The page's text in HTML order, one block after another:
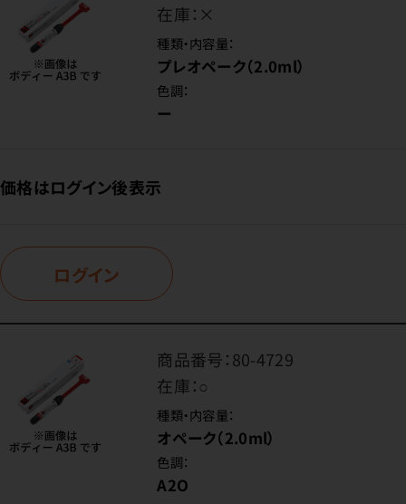
在庫： ×
種類・内容量：
プレオペーク（2.0ml）
色調：
ー
価格はログイン後表示
ログイン
商品番号：80-4729
在庫：○
種類・内容量：
オペーク（2.0ml）
色調：
A2O